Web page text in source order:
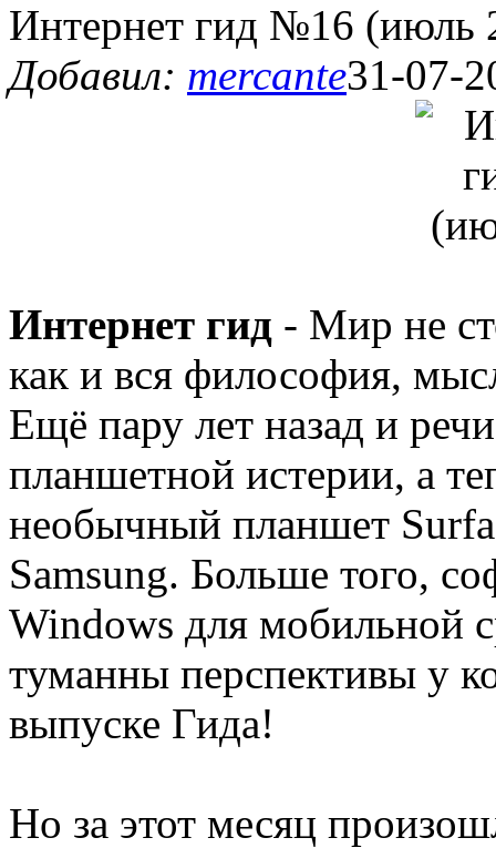
Интернет гид №16 (июль
Добавил: mercante31-07-
Интернет гид - Мир не
как и вся философия,
Ещё пару лет назад и
планшетной истерии, а
необычный планшет
Samsung. Больше того,
Windows для мобильной
туманны перспективы у
выпуске Гида!
Но за этот месяц